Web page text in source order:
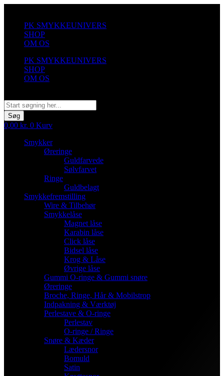
indholdPK SMYKKEUNIVERS
SHOP
OM OS
PK SMYKKEUNIVERS
SHOP
OM OS
Søg
0,00 kr. 0 Kurv
Smykker
Øreringe
Guldfarvede
Sølvfarvet
Ringe
Guldbelagt
Smykkefremstilling
Wire & Tilbehør
Smykkelåse
Magnet låse
Karabin låse
Click låse
Bidsel låse
Krog & Låse
Øvrige låse
Gummi O-ringe & Gummi snøre
Øreringe
Broche, Ringe, Hår & Mobilstrop
Indpakning & Værktøj
Perlestave & O-ringe
Perlestav
O-ringe / Ringe
Snøre & Kæder
Lædersnor
Bomuld
Satin